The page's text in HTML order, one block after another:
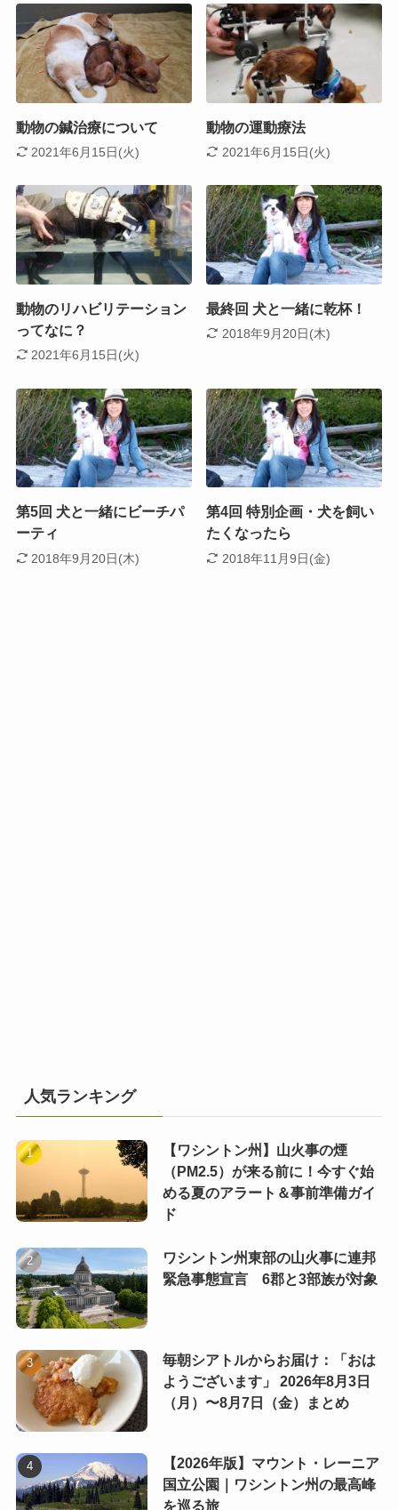
動物の鍼治療について
2021年6月15日(火)
動物の運動療法
2021年6月15日(火)
動物のリハビリテーション
ってなに？
2021年6月15日(火)
最終回 犬と一緒に乾杯！
2018年9月20日(木)
第5回 犬と一緒にビーチパ
ーティ
2018年9月20日(木)
第4回 特別企画・犬を飼い
たくなったら
2018年11月9日(金)
人気ランキング
【ワシントン州】山火事の煙
（PM2.5）が来る前に！今すぐ始
める夏のアラート＆事前準備ガイ
ド
ワシントン州東部の山火事に連邦
緊急事態宣言 6郡と3部族が対象
毎朝シアトルからお届け：「おは
ようございます」 2026年8月3日
（月）〜8月7日（金）まとめ
【2026年版】マウント・レーニア
国立公園｜ワシントン州の最高峰
を巡る旅